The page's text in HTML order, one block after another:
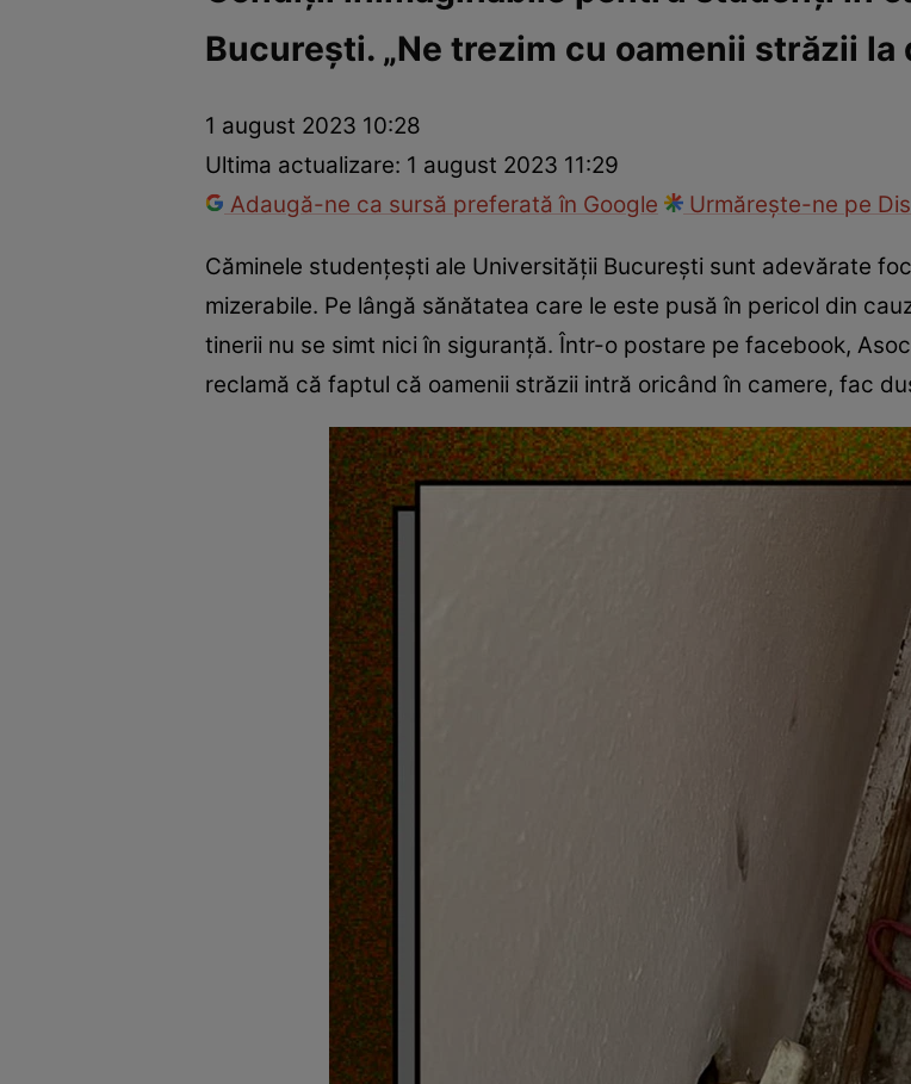
InternaționalFapt diversTehnologieNaționalSport
București. „Ne trezim cu oamenii străzii la
1 august 2023 10:28
Ultima actualizare: 1 august 2023 11:29
Adaugă-ne ca sursă preferată în Google
Urmărește-ne pe
Căminele studențești ale Universității București sunt adevărate
mizerabile. Pe lângă sănătatea care le este pusă în pericol din
tinerii nu se simt nici în siguranță. Într-o postare pe facebook,
reclamă că faptul că oamenii străzii intră oricând în camere, fac